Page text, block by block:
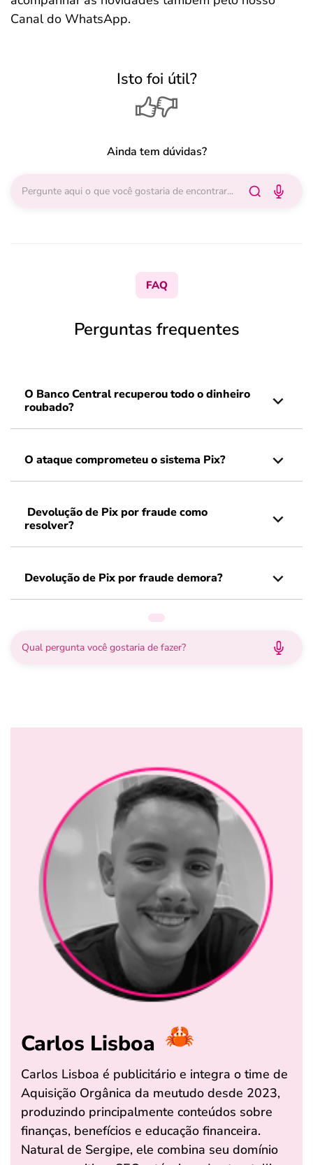
Canal do WhatsApp.
Isto foi útil?
Ainda tem dúvidas?
FAQ
Perguntas frequentes
O Banco Central recuperou todo o dinheiro
roubado?
O ataque comprometeu o sistema Pix?
Devolução de Pix por fraude como
resolver?
Devolução de Pix por fraude demora?
Carlos Lisboa
Carlos Lisboa é publicitário e integra o time de
Aquisição Orgânica da meutudo desde 2023,
produzindo principalmente conteúdos sobre
finanças, benefícios e educação financeira.
Natural de Sergipe, ele combina seu domínio